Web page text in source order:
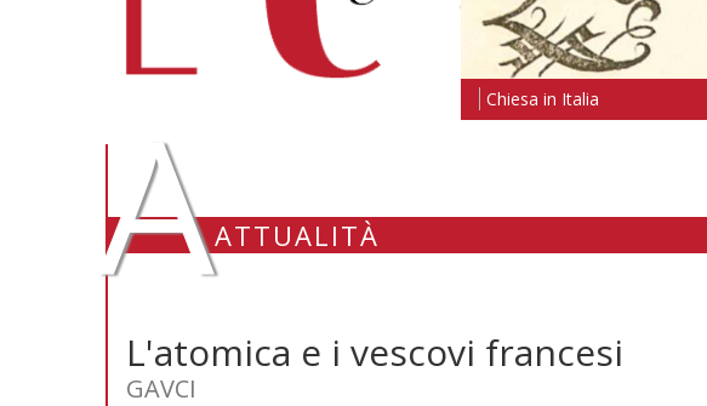
Chiesa in Italia
AATTUALITÀ
L'atomica e i vescovi francesi
GAVCI